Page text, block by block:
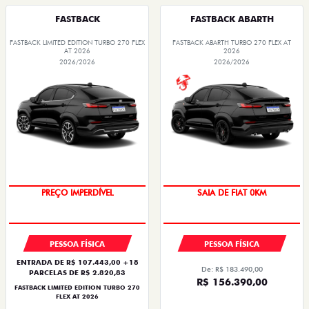
FASTBACK
FASTBACK LIMITED EDITION TURBO 270 FLEX
AT 2026
2026/2026
PREÇO IMPERDÍVEL
PESSOA FÍSICA
ENTRADA DE R$ 107.443,00 +18
PARCELAS DE R$ 2.820,83
FASTBACK LIMITED EDITION TURBO 270
FLEX AT 2026
FASTBACK ABARTH
FASTBACK ABARTH TURBO 270 FLEX AT
2026
2026/2026
PESSOA FÍSICA
De: R$ 183.490,00
R$ 156.390,00